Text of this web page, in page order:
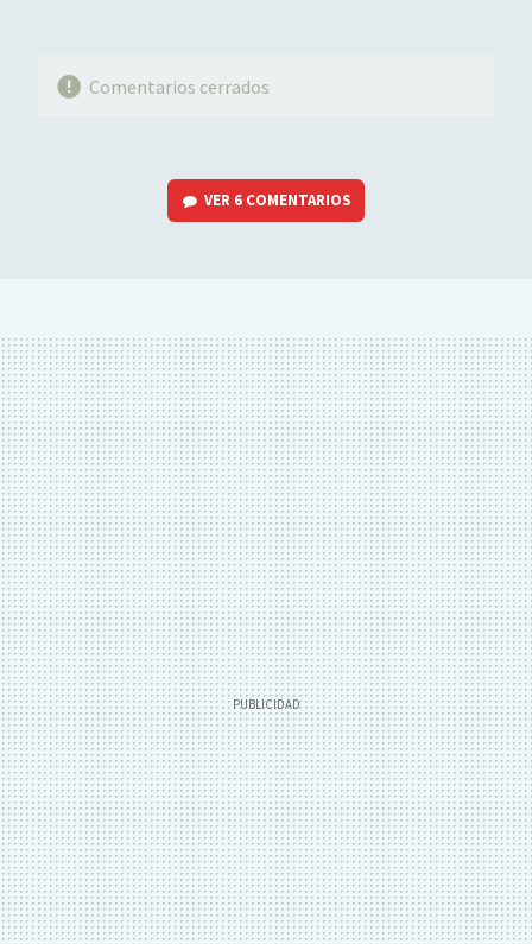
Comentarios cerrados
VER 6 COMENTARIOS